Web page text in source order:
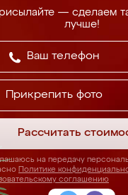
— сделаем
лучше!
Прикрепить фото
Рассчитать
на передачу
Политике
соглашению